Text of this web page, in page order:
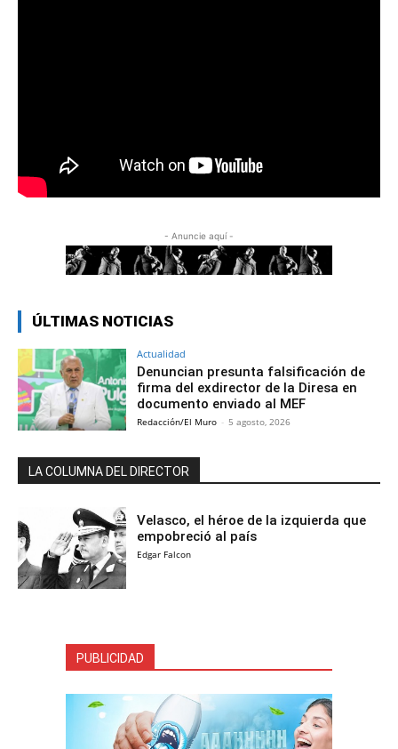
- Anuncie aquí -
ÚLTIMAS NOTICIAS
Actualidad
Denuncian presunta falsificación de
firma del exdirector de la Diresa en
documento enviado al MEF
Redacción/El Muro - 5 agosto, 2026
LA COLUMNA DEL DIRECTOR
Velasco, el héroe de la izquierda que
empobreció al país
Edgar Falcon
PUBLICIDAD